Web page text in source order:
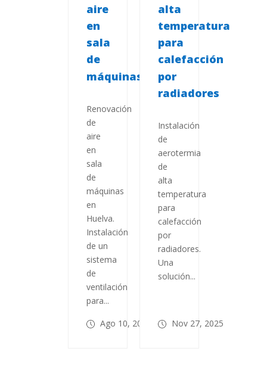
aire
en
sala
de
máquinas
Renovación
de
aire
en
sala
de
máquinas
en
Huelva.
Instalación
de un
sistema
de
ventilación
para...
Ago 10, 2025
alta
temperatura
para
calefacción
por
radiadores
Instalación
de
aerotermia
de
alta
temperatura
para
calefacción
por
radiadores.
Una
solución...
Nov 27, 2025